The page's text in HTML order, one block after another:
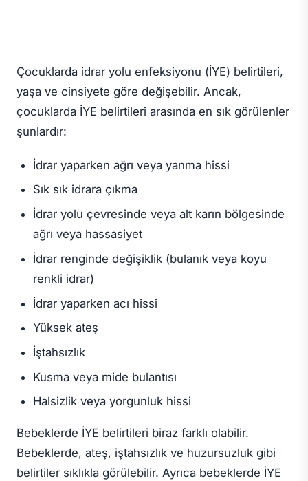
Çocuklarda idrar yolu enfeksiyonu (İYE) belirtileri,
yaşa ve cinsiyete göre değişebilir. Ancak,
çocuklarda İYE belirtileri arasında en sık görülenler
şunlardır:
İdrar yaparken ağrı veya yanma hissi
Sık sık idrara çıkma
İdrar yolu çevresinde veya alt karın bölgesinde
ağrı veya hassasiyet
İdrar renginde değişiklik (bulanık veya koyu
renkli idrar)
İdrar yaparken acı hissi
Yüksek ateş
İştahsızlık
Kusma veya mide bulantısı
Halsizlik veya yorgunluk hissi
Bebeklerde İYE belirtileri biraz farklı olabilir.
Bebeklerde, ateş, iştahsızlık ve huzursuzluk gibi
belirtiler sıklıkla görülebilir. Ayrıca bebeklerde İYE